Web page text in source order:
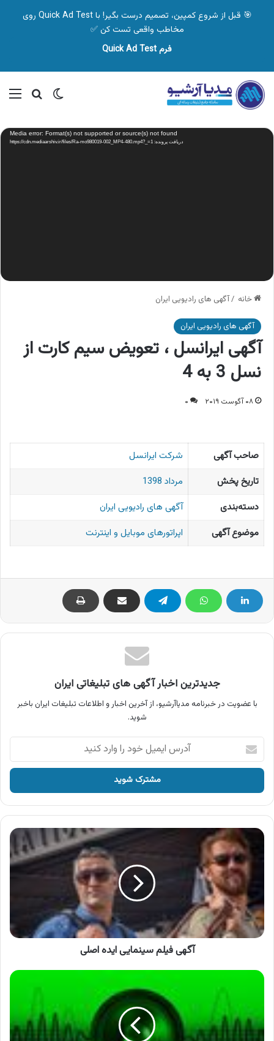
🎯 قبل از شروع کمپین، تصمیم درست بگیر! با Quick Ad Test روی
مخاطب واقعی تست کن ✅
فرم Quick Ad Test
تغییر پوسته
نمایشگر
ویدیو Media error: Format(s) not supported or source(s) not found
دریافت پرونده: https://cdn.mediaarshiv.ir/files/Ra-mo980019-002_MP4-480.mp4?_=1
خانه /آگهی های رادیویی ایران
آگهی های رادیویی ایران
آگهی ایرانسل ، تعویض سیم کارت از
نسل 3 به 4
۰۸ آگوست ۲۰۱۹ ۰
صاحب آگهی
شرکت ایرانسل
تاریخ پخش
مرداد 1398
دسته‌بندی
آگهی های رادیویی ایران
موضوع آگهی
اپراتورهای موبایل و اینترنت
جدیدترین اخبار آگهی های تبلیغاتی ایران
با عضویت در خبرنامه مدیاآرشیو، از آخرین اخبار و اطلاعات تبلیغات ایران باخبر
شوید.
آدرس
ایمیل
خود
وارد
کنید
آگهی
سینمایی
اصلی
آگهی فیلم سینمایی ایده اصلی
بانک
قرعه
کشی